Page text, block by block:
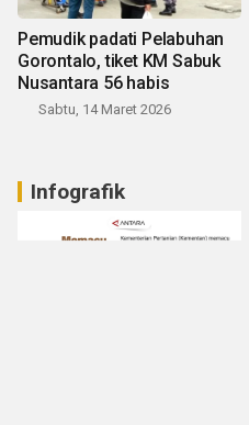
Pemudik padati Pelabuhan
Gorontalo, tiket KM Sabuk
Nusantara 56 habis
Sabtu, 14 Maret 2026
Infografik